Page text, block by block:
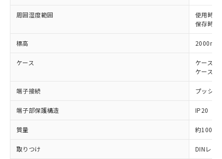
周囲湿度範囲
使用時:
保存時:
標高 2000m
ケース
ケース色
ケース材
端子接続 プッシ
端子部保護構造 IP20
質量 約100g
取りつけ DINレー
以下の条件をお読みいただき、同意のうえ
在庫状況および標準価格照会結果は、
非含有に非対応の商品で、対応品を出す予
仕入先様の事情により、非含有部品として
むを得ず変更することがあります。
「×」：最大均質材料含有率が中国RoHSの
「－」：未確認です。当社販売部門へお問
Pb(鉛) :1000ppm、 Hg(水銀) : 1000ppm、 Cd(カドミウ
為替および外国貿易法に定める商品